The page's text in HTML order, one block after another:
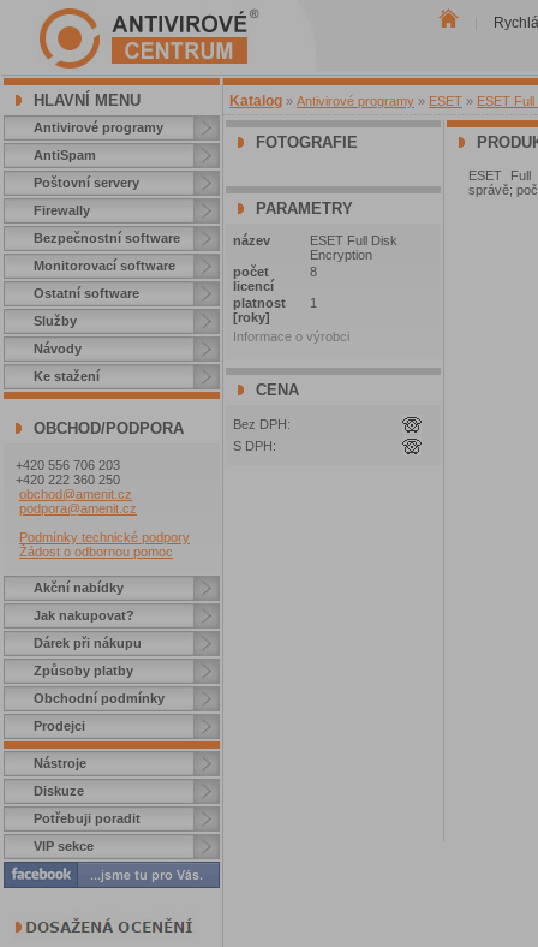
HLAVNÍ MENU
Antivirové programy
AntiSpam
Poštovní servery
Firewally
Bezpečnostní software
Monitorovací software
Ostatní software
Služby
Návody
Ke stažení
OBCHOD/PODPORA
+420 556 706 203
+420 222 360 250
obchod@amenit.cz
podpora@amenit.cz
Podmínky technické podpory
Žádost o odbornou pomoc
Akční nabídky
Jak nakupovat?
Dárek při nákupu
Způsoby platby
Obchodní podmínky
Prodejci
Nástroje
Diskuze
Potřebuji poradit
VIP sekce
Katalog » Antivirové programy » ESET » ESET
FOTOGRAFIE
PARAMETRY
název
ESET Full Disk
Encryption
počet
licencí
8
platnost
[roky]
1
Informace o výrobci
CENA
Bez DPH:
S DPH:
ESET
správě;